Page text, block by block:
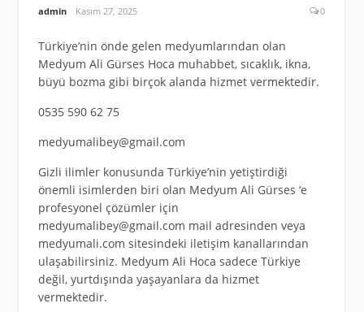
admin Kasım 27, 2025 0
Türkiye’nin önde gelen medyumlarından olan
Medyum Ali Gürses Hoca muhabbet, sıcaklık, ikna,
büyü bozma gibi birçok alanda hizmet vermektedir.
0535 590 62 75
medyumalibey@gmail.com
Gizli ilimler konusunda Türkiye’nin yetiştirdiği
önemli isimlerden biri olan Medyum Ali Gürses ‘e
profesyonel çözümler için
medyumalibey@gmail.com mail adresinden veya
medyumali.com sitesindeki iletişim kanallarından
ulaşabilirsiniz. Medyum Ali Hoca sadece Türkiye
değil, yurtdışında yaşayanlara da hizmet
vermektedir.